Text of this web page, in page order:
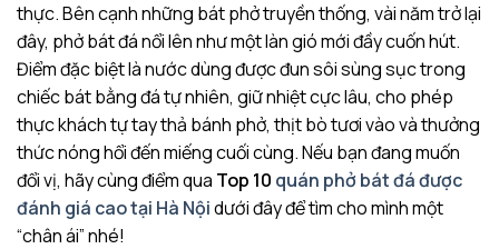
thực. Bên cạnh những bát phở truyền thống, vài năm trở lại
đây, phở bát đá nổi lên như một làn gió mới đầy cuốn hút.
Điểm đặc biệt là nước dùng được đun sôi sùng sục trong
chiếc bát bằng đá tự nhiên, giữ nhiệt cực lâu, cho phép
thực khách tự tay thả bánh phở, thịt bò tươi vào và thưởng
thức nóng hổi đến miếng cuối cùng. Nếu bạn đang muốn
đổi vị, hãy cùng điểm qua Top 10 quán phở bát đá được
đánh giá cao tại Hà Nộidưới đây để tìm cho mình một
“chân ái” nhé!